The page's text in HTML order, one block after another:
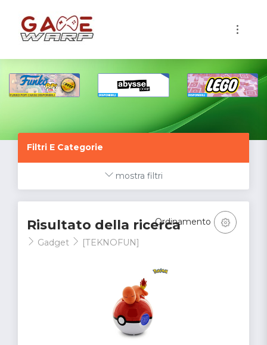
Filtri E Categorie
mostra filtri
Risultato della ricerca
Gadget [TEKNOFUN]
Ordinamento